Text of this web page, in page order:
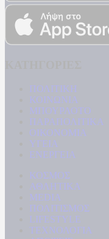
ΠΟΛΙΤΙΚΗ
ΚΟΙΝΩΝΙΑ
ΜΠΟΥΡΛΟΤΟ
ΠΑΡΑΠΟΛΙΤΙΚΑ
ΟΙΚΟΝΟΜΙΑ
ΥΓΕΙΑ
ΕΝΕΡΓΕΙΑ
ΚΟΣΜΟΣ
ΑΘΛΗΤΙΚΑ
MEDIA
ΠΟΛΙΤΙΣΜΟΣ
LIFESTYLE
ΤΕΧΝΟΛΟΓΙΑ